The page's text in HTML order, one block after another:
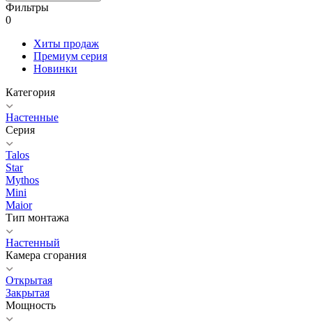
Фильтры
0
Хиты продаж
Премиум серия
Новинки
Категория
Настенные
Серия
Talos
Star
Mythos
Mini
Maior
Тип монтажа
Настенный
Камера сгорания
Открытая
Закрытая
Мощность